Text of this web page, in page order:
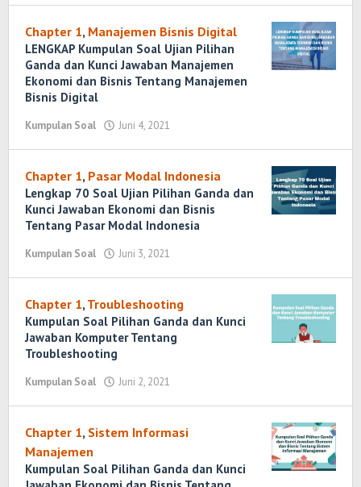
Chapter 1, Manajemen Bisnis Digital
LENGKAP Kumpulan Soal Ujian Pilihan
Ganda dan Kunci Jawaban Manajemen
Ekonomi dan Bisnis Tentang Manajemen
Bisnis Digital
Kumpulan Soal Juni 4, 2021
Chapter 1, Pasar Modal Indonesia
Lengkap 70 Soal Ujian Pilihan Ganda dan
Kunci Jawaban Ekonomi dan Bisnis
Tentang Pasar Modal Indonesia
Kumpulan Soal Juni 3, 2021
Chapter 1, Troubleshooting
Kumpulan Soal Pilihan Ganda dan Kunci
Jawaban Komputer Tentang
Troubleshooting
Kumpulan Soal Juni 2, 2021
Chapter 1, Sistem Informasi
Manajemen
Kumpulan Soal Pilihan Ganda dan Kunci